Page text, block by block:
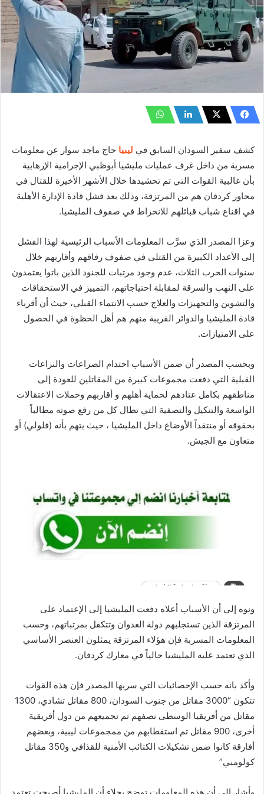
كشف سفير السودان السابق في ليبيا حاج ماجد سوار عن معلومات
مسربة من داخل غرف عمليات مليشيا أبوظبي الإجرامية الإرهابية
بأن غالبية القوات التي تم تحشيدها خلال الأشهر الأخيرة للقتال في
محاور كردفان هم من المرتزقة، وذلك بعد فشل قادة الإدارة الأهلية
في اقناع شباب قبائلهم للانخراط في صفوف المليشيا.
وعزا المصدر الذي سرَّب المعلومات الأسباب الرئيسية لهذا الفشل
إلى الأعداد الكبيرة من القتلى في صفوف رفاقهم وأقاربهم خلال
سنوات الحرب الثلاث، عدم وجود مرتبات للجنود الذين باتوا يعتمدون
على النهب والسرقة لمقابلة احتياجاتهم، التمييز في الاستحقاقات
والتشوين والتجهيزات والعلاج حسب الانتماء القبلي، حيث أن أقرباء
قادة المليشيا والدوائر القريبة منهم هم أهل الحظوة في الحصول
على الامتيازات.
وبحسب المصدر أن ضمن الأسباب احتدام الصراعات والنزاعات
القبلية التي دفعت مجموعات كبيرة من المقاتلين للعودة إلى
مناطقهم بكامل عتادهم لحماية أهلهم و أقاربهم وحملات الاعتقالات
الواسعة والتنكيل والتصفية التي تطال كل من رفع صوته مطالباً
بحقوقه أو منتقداً الأوضاع داخل المليشيا ، حيث يتهم بأنه (فلولي) أو
متعاون مع الجيش.
ونوه إلى أن الأسباب أعلاه دفعت المليشيا إلى الإعتماد على
المرتزقة الذين تستجلبهم دولة العدوان وتتكفل بمرتباتهم، وحسب
المعلومات المسربة فإن هؤلاء المرتزقة يمثلون العنصر الأساسي
الذي تعتمد عليه المليشيا حالياً في معارك كردفان.
وأكد بانه حسب الإحصائيات التي سربها المصدر فإن هذه القوات
تتكون “3000 مقاتل من جنوب السودان، 800 مقاتل تشادي، 1300
مقاتل من أفريقيا الوسطى نصفهم تم تجميعهم من دول أفريقية
أخرى، 900 مقاتل تم استقطابهم من ممجموعات ليبية، وبعضهم
أفارقة كانوا ضمن تشكيلات الكتائب الأمنية للقذافي و350 مقاتل
كولومبي”
وأشار إلى أن هذه المعلومات توضح بجلاء أن المليشيا أصبحت تعتمد